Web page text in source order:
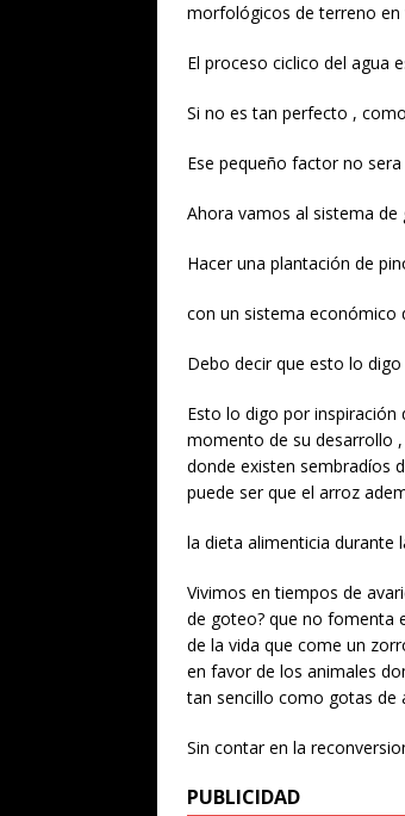
morfológicos de terreno en
El proceso ciclico del agua
Si no es tan perfecto ,
Ese pequeño factor no
Ahora vamos al sistema
Hacer una plantación de
con un sistema económico
Debo decir que esto lo
Esto lo digo por
momento de su desarrollo
donde existen sembradíos
puede ser que el arroz
la dieta alimenticia durante
Vivimos en tiempos de
de goteo? que no fomenta
de la vida que come un
en favor de los animales
tan sencillo como gotas de
Sin contar en la
PUBLICIDAD